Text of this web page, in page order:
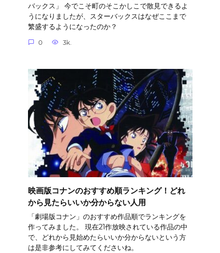
バックス」 今でこそ町のそこかしこで散見できるよ
うになりましたが、スターバックスはなぜここまで
繁盛するようになったのか？
0 3k.
映画版コナンのおすすめ順ランキング！どれ
から見たらいいか分からない人用
「劇場版コナン」のおすすめ作品順でランキングを
作ってみました。 現在21作放映されている作品の中
で、どれから見始めたらいいか分からないという方
は是非参考にしてみてくださいね。